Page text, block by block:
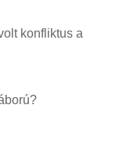
konfliktus a